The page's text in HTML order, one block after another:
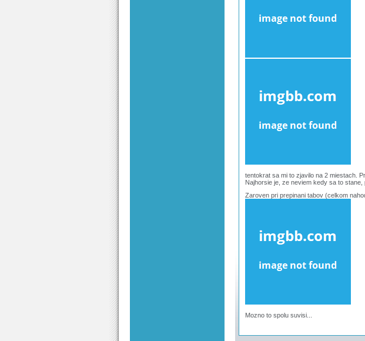
tentokrat sa mi to zjavilo na 2 miestach.
Najhorsie je, ze neviem kedy sa to
Zaroven pri prepinani tabov (celkom
Mozno to spolu suvisi...